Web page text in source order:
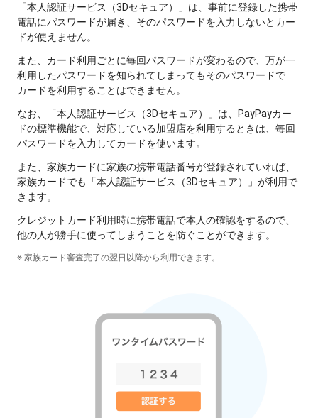
「本人認証サービス（3Dセキュア）」は、事前に登録した携帯
電話にパスワードが届き、そのパスワードを入力しないとカー
ドが使えません。
また、カード利用ごとに毎回パスワードが変わるので、万が一
利用したパスワードを知られてしまってもそのパスワードで
カードを利用することはできません。
なお、「本人認証サービス（3Dセキュア）」は、PayPayカー
ドの標準機能で、対応している加盟店を利用するときは、毎回
パスワードを入力してカードを使います。
また、家族カードに家族の携帯電話番号が登録されていれば、
家族カードでも「本人認証サービス（3Dセキュア）」が利用で
きます。
クレジットカード利用時に携帯電話で本人の確認をするので、
他の人が勝手に使ってしまうことを防ぐことができます。
※ 家族カード審査完了の翌日以降から利用できます。